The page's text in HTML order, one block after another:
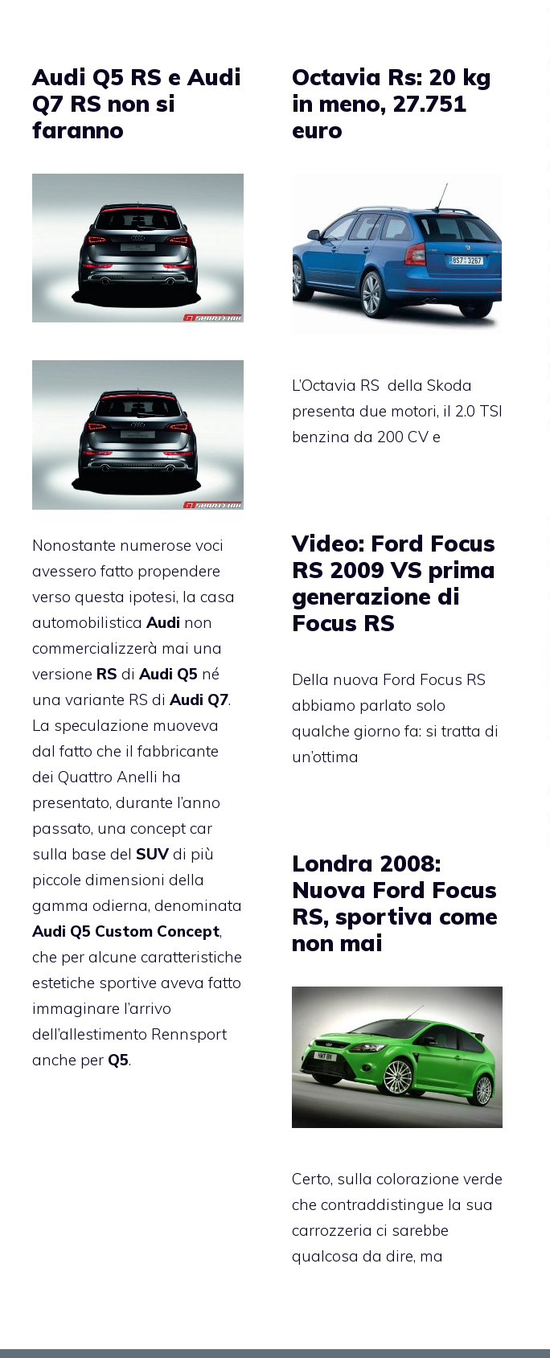
Audi Q5 RS e Audi
Q7 RS non si
faranno
Nonostante numerose voci
avessero fatto propendere
verso questa ipotesi, la casa
automobilistica Audi non
commercializzerà mai una
versione RS di Audi Q5 né
una variante RS di Audi Q7.
La speculazione muoveva
dal fatto che il fabbricante
dei Quattro Anelli ha
presentato, durante l’anno
passato, una concept car
sulla base del SUV di più
piccole dimensioni della
gamma odierna, denominata
Audi Q5 Custom Concept,
che per alcune caratteristiche
estetiche sportive aveva fatto
immaginare l’arrivo
dell’allestimento Rennsport
anche per Q5.
Octavia Rs: 20 kg
in meno, 27.751
euro
L’Octavia RS della Skoda
presenta due motori, il 2.0 TSI
benzina da 200 CV e
Video: Ford Focus
RS 2009 VS prima
generazione di
Focus RS
Della nuova Ford Focus RS
abbiamo parlato solo
qualche giorno fa: si tratta di
un’ottima
Londra 2008:
Nuova Ford Focus
RS, sportiva come
non mai
Certo, sulla colorazione verde
che contraddistingue la sua
carrozzeria ci sarebbe
qualcosa da dire, ma